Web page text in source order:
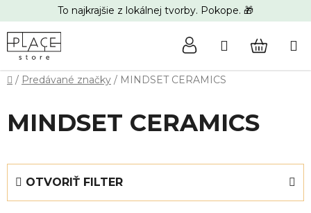
na
obsah
To najkrajšie z lokálnej tvorby. Pokope. 🎁
Hľadať
Domov
/ Predávané značky / MINDSET CERAMICS
MINDSET CERAMICS
OTVORIŤ FILTER